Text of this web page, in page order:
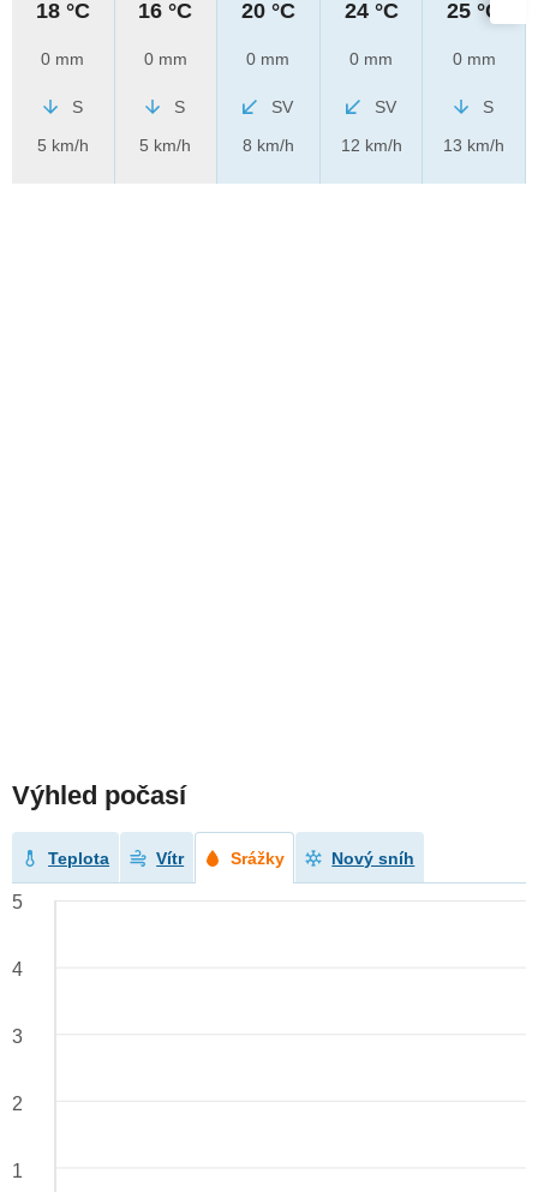
18 °C
0 mm
S
5 km/h
16 °C
0 mm
S
5 km/h
20 °C
0 mm
SV
8 km/h
24 °C
0 mm
SV
12 km/h
25 °C
0 mm
S
13 km/h
Výhled počasí
Teplota Vítr Srážky Nový sníh
5
4
3
2
1